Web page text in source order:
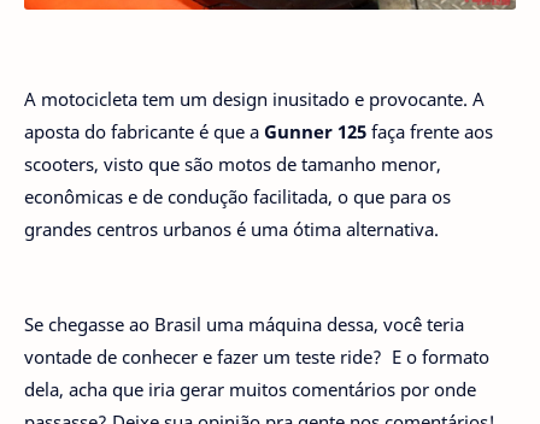
A motocicleta tem um design inusitado e provocante. A
aposta do fabricante é que a Gunner 125 faça frente aos
scooters, visto que são motos de tamanho menor,
econômicas e de condução facilitada, o que para os
grandes centros urbanos é uma ótima alternativa.
Se chegasse ao Brasil uma máquina dessa, você teria
vontade de conhecer e fazer um teste ride? E o formato
dela, acha que iria gerar muitos comentários por onde